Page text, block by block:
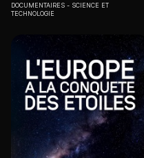
DOCUMENTAIRES
SCIENCE ET
TECHNOLOGIE